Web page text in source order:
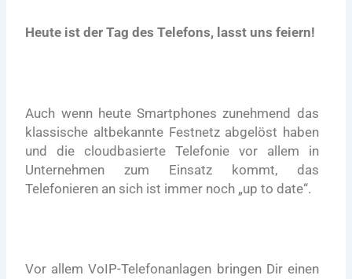
Heute ist der Tag des Telefons, lasst uns feiern!
Auch wenn heute Smartphones zunehmend das
klassische altbekannte Festnetz abgelöst haben
und die cloudbasierte Telefonie vor allem in
Unternehmen zum Einsatz kommt, das
Telefonieren an sich ist immer noch „up to date“.
Vor allem VoIP-Telefonanlagen bringen Dir einen